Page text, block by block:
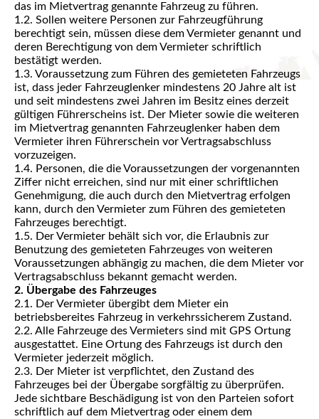
das im Mietvertrag genannte Fahrzeug zu führen.
1.2. Sollen weitere Personen zur Fahrzeugführung
berechtigt sein, müssen diese dem Vermieter genannt und
deren Berechtigung von dem Vermieter schriftlich
bestätigt werden.
1.3. Voraussetzung zum Führen des gemieteten Fahrzeugs
ist, dass jeder Fahrzeuglenker mindestens 20 Jahre alt ist
und seit mindestens zwei Jahren im Besitz eines derzeit
gültigen Führerscheins ist. Der Mieter sowie die weiteren
im Mietvertrag genannten Fahrzeuglenker haben dem
Vermieter ihren Führerschein vor Vertragsabschluss
vorzuzeigen.
1.4. Personen, die die Voraussetzungen der vorgenannten
Ziffer nicht erreichen, sind nur mit einer schriftlichen
Genehmigung, die auch durch den Mietvertrag erfolgen
kann, durch den Vermieter zum Führen des gemieteten
Fahrzeuges berechtigt.
1.5. Der Vermieter behält sich vor, die Erlaubnis zur
Benutzung des gemieteten Fahrzeuges von weiteren
Voraussetzungen abhängig zu machen, die dem Mieter vor
Vertragsabschluss bekannt gemacht werden.
2. Übergabe des Fahrzeuges
2.1. Der Vermieter übergibt dem Mieter ein
betriebsbereites Fahrzeug in verkehrssicherem Zustand.
2.2. Alle Fahrzeuge des Vermieters sind mit GPS Ortung
ausgestattet. Eine Ortung des Fahrzeugs ist durch den
Vermieter jederzeit möglich.
2.3. Der Mieter ist verpflichtet, den Zustand des
Fahrzeuges bei der Übergabe sorgfältig zu überprüfen.
Jede sichtbare Beschädigung ist von den Parteien sofort
schriftlich auf dem Mietvertrag oder einem dem